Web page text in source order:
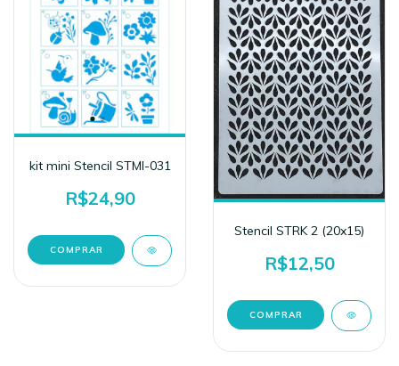
kit mini Stencil STMI-031
R$24,90
Stencil STRK 2 (20x15)
R$12,50